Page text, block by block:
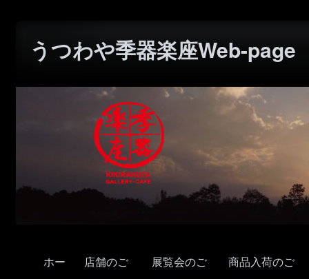
うつわや季器楽座Web-page
ホー
店舗のご
展覧会のご
商品入荷のご